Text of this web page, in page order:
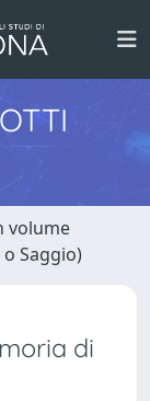
volume
Saggio)
di